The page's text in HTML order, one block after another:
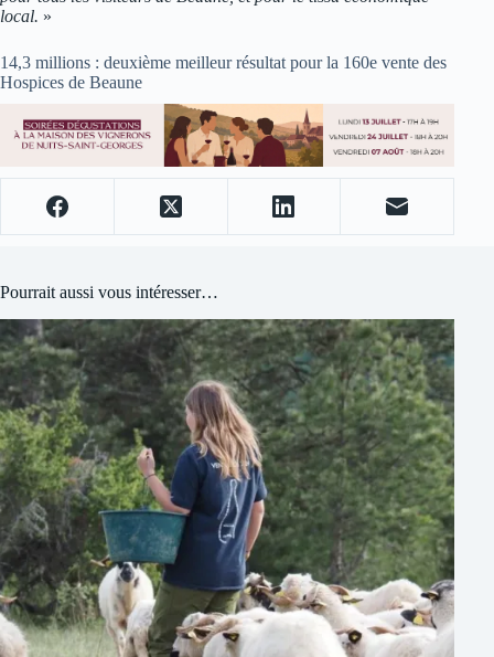
local. »
14,3 millions : deuxième meilleur résultat pour la 160e vente des
Hospices de Beaune
Pourrait aussi vous intéresser…